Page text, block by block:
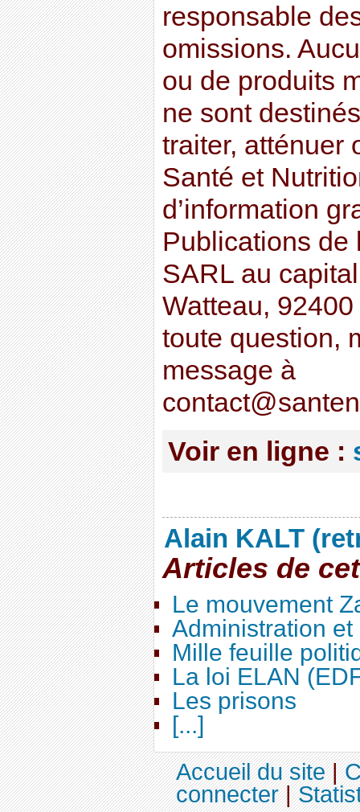
responsable
omissions.
ou de produits
ne sont
traiter, atténuer
Santé et
d’information
Publications de
SARL au
Watteau,
toute question,
message à
Voir en ligne :
Alain KALT
Articles de
Le mouvement
Administration
Mille feuille
La loi ELAN
Les prisons
[...]
Accueil du site|
connecter|